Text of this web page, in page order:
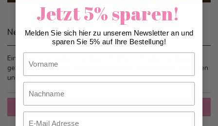
Neue Kunden
Ein Konto zu erstellen hat viele Vorteile: schneller zur Kasse
gehen, mehr als eine Adresse speichern, Bestellungen verfolgen
und mehr.
Ein Konto erstellen
Jetzt 5% sparen!
Melden Sie sich hier zu unserem Newsletter an und
sparen Sie 5% auf Ihre Bestellung!
Nachname
Email